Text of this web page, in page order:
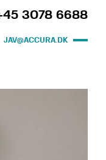
3078 6688
JAV@ACCURA.DK